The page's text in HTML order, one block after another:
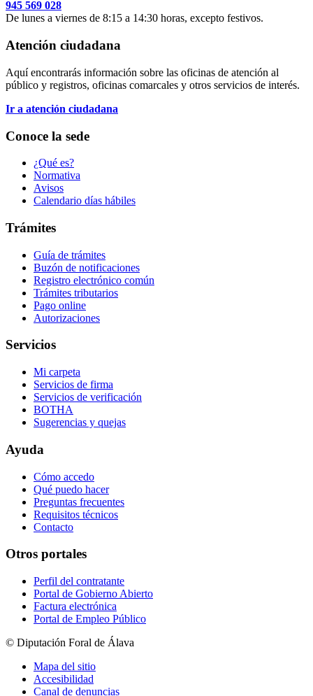
945 569 028
De lunes a viernes de 8:15 a 14:30 horas, excepto festivos.
Atención ciudadana
Aquí encontrarás información sobre las oficinas de atención al
público y registros, oficinas comarcales y otros servicios de interés.
Ir a atención ciudadana
Conoce la sede
¿Qué es?
Normativa
Avisos
Calendario días hábiles
Trámites
Guía de trámites
Buzón de notificaciones
Registro electrónico común
Trámites tributarios
Pago online
Autorizaciones
Servicios
Mi carpeta
Servicios de firma
Servicios de verificación
BOTHA
Sugerencias y quejas
Ayuda
Cómo accedo
Qué puedo hacer
Preguntas frecuentes
Requisitos técnicos
Contacto
Otros portales
Perfil del contratante
Portal de Gobierno Abierto
Factura electrónica
Portal de Empleo Público
© Diputación Foral de Álava
Mapa del sitio
Accesibilidad
Canal de denuncias